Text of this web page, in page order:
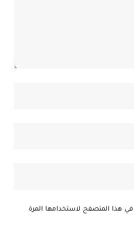
في هذا المتصفح لاستخدامها المرة